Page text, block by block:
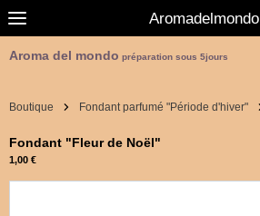
Aromadelmondo
Aroma del mondo préparation sous 5jours
Boutique Fondant parfumé "Période d'hiver"
Fondant "Fleur de Noël"
1,00 €